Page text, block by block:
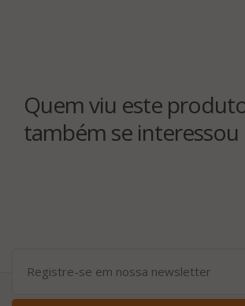
Quem viu este
também se interessou